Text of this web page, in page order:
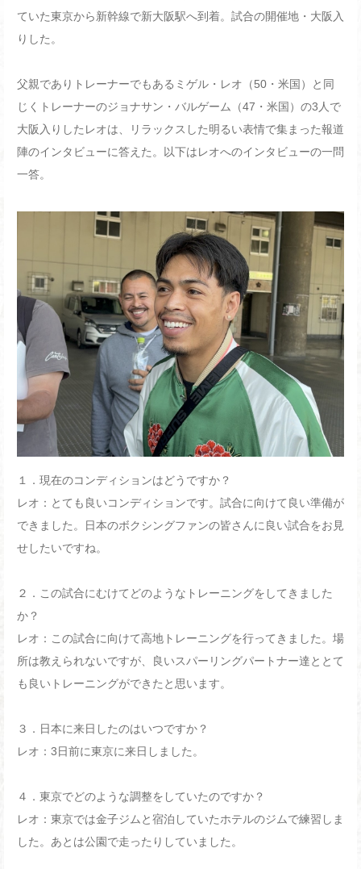
ていた東京から新幹線で新大阪駅へ到着。試合の開催地・大阪入
りした。
父親でありトレーナーでもあるミゲル・レオ（50 ・米国）と同
じくトレーナーのジョナサン・バルゲーム（47 ・米国）の3 人で
大阪入りしたレオは、リラックスした明るい表情で集まった報道
陣のインタビューに答えた。以下はレオへのインタビューの一問
一答。
１．現在のコンディションはどうですか？
レオ：とても良いコンディションです。試合に向けて良い準備が
できました。日本のボクシングファンの皆さんに良い試合をお見
せしたいですね。
２．この試合にむけてどのようなトレーニングをしてきました
か？
レオ：この試合に向けて高地トレーニングを行ってきました。場
所は教えられないですが、良いスパーリングパートナー達ととて
も良いトレーニングができたと思います。
３．日本に来日したのはいつですか？
レオ： 3日前に東京に来日しました。
４．東京でどのような調整をしていたのですか？
レオ：東京では金子ジムと宿泊していたホテルのジムで練習しま
した。あとは公園で走ったりしていました。